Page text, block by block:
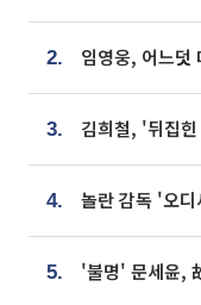
2.
3.
4.
5.